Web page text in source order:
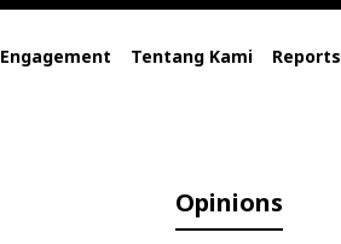
Engagement Tentang Kami Reports
Opinions